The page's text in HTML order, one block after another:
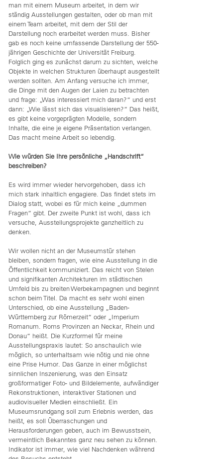
man mit einem Museum arbeitet, in dem wir
ständig Ausstellungen gestalten, oder ob man mit
einem Team arbeitet, mit dem der Stil der
Darstellung noch erarbeitet werden muss. Bisher
gab es noch keine umfassende Darstellung der 550-
jährigen Geschichte der Universität Freiburg.
Folglich ging es zunächst darum zu sichten, welche
Objekte in welchen Strukturen überhaupt ausgestellt
werden sollten. Am Anfang versuche ich immer,
die Dinge mit den Augen der Laien zu betrachten
und frage: „Was interessiert mich daran?“ und erst
dann: „Wie lässt sich das visualisieren?“ Das heißt,
es gibt keine vorgeprägten Modelle, sondern
Inhalte, die eine je eigene Präsentation verlangen.
Das macht meine Arbeit so lebendig.
Wie würden Sie Ihre persönliche „Handschrift“
beschreiben?
Es wird immer wieder hervorgehoben, dass ich
mich stark inhaltlich engagiere. Das findet stets im
Dialog statt, wobei es für mich keine „dummen
Fragen“ gibt. Der zweite Punkt ist wohl, dass ich
versuche, Ausstellungsprojekte ganzheitlich zu
denken.
Wir wollen nicht an der Museumstür stehen
bleiben, sondern fragen, wie eine Ausstellung in die
Öffentlichkeit kommuniziert. Das reicht von Stelen
und signifikanten Architekturen im städtischen
Umfeld bis zu breiten Werbekampagnen und beginnt
schon beim Titel. Da macht es sehr wohl einen
Unterschied, ob eine Ausstellung „Baden-
Württemberg zur Römerzeit“ oder „Imperium
Romanum. Roms Provinzen an Neckar, Rhein und
Donau“ heißt. Die Kurzformel für meine
Ausstellungspraxis lautet: So anschaulich wie
möglich, so unterhaltsam wie nötig und nie ohne
eine Prise Humor. Das Ganze in einer möglichst
sinnlichen Inszenierung, was den Einsatz
großformatiger Foto- und Bildelemente, aufwändiger
Rekonstruktionen, interaktiver Stationen und
audiovisueller Medien einschließt. Ein
Museumsrundgang soll zum Erlebnis werden, das
heißt, es soll Überraschungen und
Herausforderungen geben, auch im Bewusstsein,
vermeintlich Bekanntes ganz neu sehen zu können.
Indikator ist immer, wie viel Nachdenken während